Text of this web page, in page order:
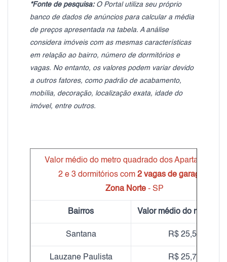
*Fonte de pesquisa:O Portal utiliza seu próprio
banco de dados de anúncios para calcular a média
de preços apresentada na tabela. A análise
considera imóveis com as mesmas características
em relação ao bairro, número de dormitórios e
vagas. No entanto, os valores podem variar devido
a outros fatores, como padrão de acabamento,
mobília, decoração, localização exata, idade do
imóvel, entre outros.
Valor médio do metro quadrado dos Apartamentos
2 e 3 dormitórios com 2 vagas de garagem
Zona Norte - SP
Bairros Valor médio do m²
Santana R$ 25,57
Lauzane Paulista R$ 25,77